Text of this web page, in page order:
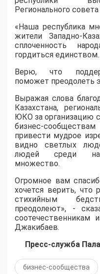
Регионального
«Наша республика
жители Западно-
сплоченность
гордиться единством.
Верю, что
поможет преодолеть
Выражая слова
Казахстана,
ЮКО за организацию
бизнес-
привести мудрое
видно светлых
людей среди
множество.
Огромное вам
хочется верить, что
стихийным
преодолеют», -
Джакибаев.
Пресс-служба
бизнес-сообщества